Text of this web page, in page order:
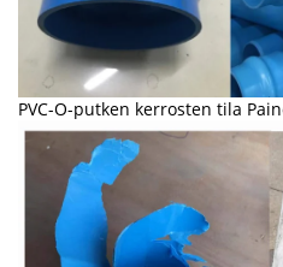
PVC-O-putken kerrosten tila